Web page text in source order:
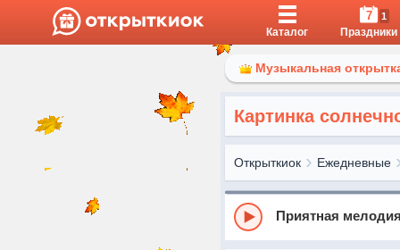
Каталог
7 1
Праздники
Музыкальная
Картинка
Открыткиок Ежедневные
Приятная